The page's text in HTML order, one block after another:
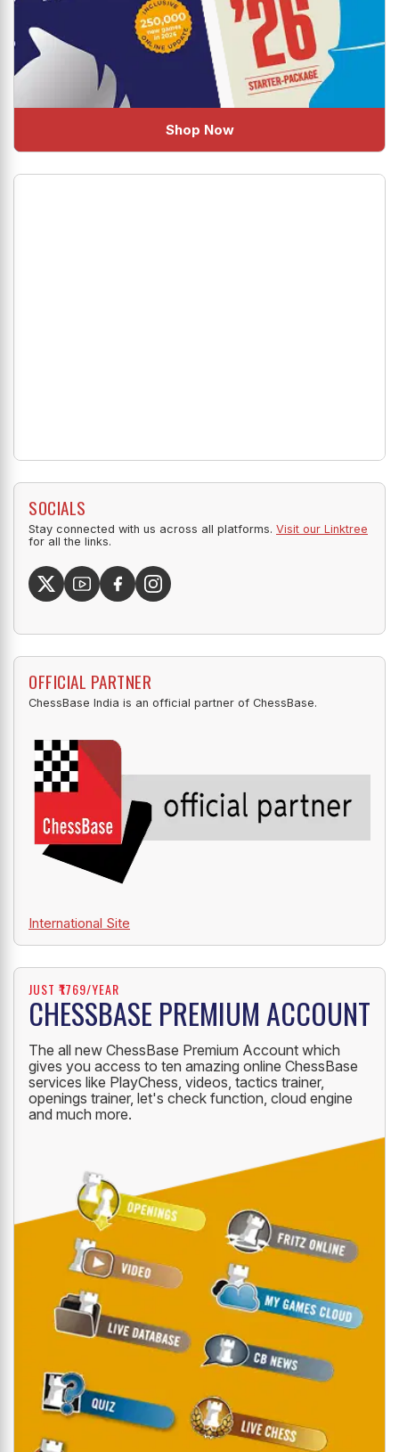
Shop Now
SOCIALS
Stay connected with us across all platforms. Visit our Linktree
for all the links.
OFFICIAL PARTNER
ChessBase India is an official partner of ChessBase.
International Site
JUST ₹1769/YEAR
CHESSBASE PREMIUM ACCOUNT
The all new ChessBase Premium Account which
gives you access to ten amazing online ChessBase
services like PlayChess, videos, tactics trainer,
openings trainer, let's check function, cloud engine
and much more.